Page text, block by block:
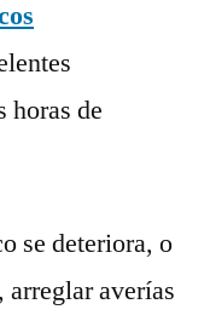
horas de
se deteriora, o
arreglar averías